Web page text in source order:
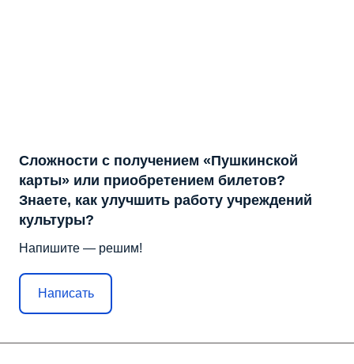
Сложности с получением «Пушкинской
карты» или приобретением билетов?
Знаете, как улучшить работу учреждений
культуры?
Напишите — решим!
Написать